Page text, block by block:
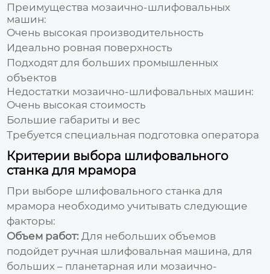
Преимущества мозаично-шлифовальных
машин:
Очень высокая производительность
Идеально ровная поверхность
Подходят для больших промышленных
объектов
Недостатки мозаично-шлифовальных машин:
Очень высокая стоимость
Большие габариты и вес
Требуется специальная подготовка оператора
Критерии выбора шлифовального
станка для мрамора
При выборе шлифовального станка для
мрамора необходимо учитывать следующие
факторы:
Объем работ: Для небольших объемов
подойдет ручная шлифовальная машина, для
больших – планетарная или мозаично-